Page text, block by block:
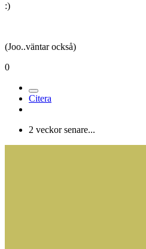
:)
(Joo..väntar också)
0
Citera
2 veckor senare...